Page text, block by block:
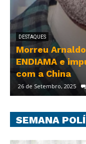
Calado, figura-
das
SEMANA